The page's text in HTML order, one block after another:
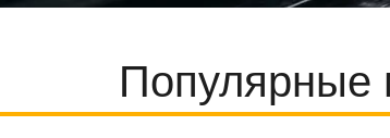
Популярные